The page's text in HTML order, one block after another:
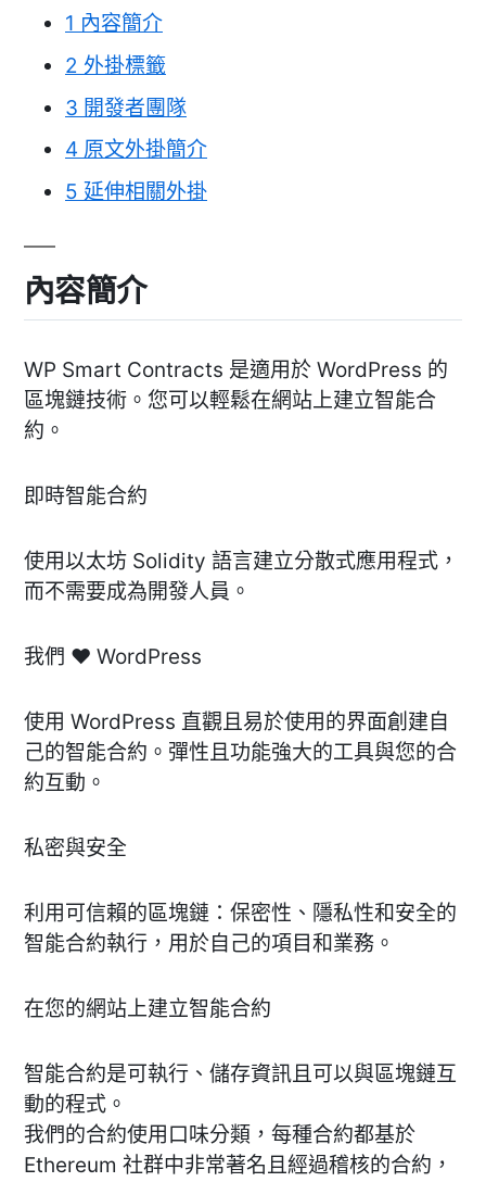
1 內容簡介
2 外掛標籤
3 開發者團隊
4 原文外掛簡介
5 延伸相關外掛
內容簡介
WP Smart Contracts 是適用於 WordPress 的
區塊鏈技術。您可以輕鬆在網站上建立智能合
約。
即時智能合約
使用以太坊 Solidity 語言建立分散式應用程式，
而不需要成為開發人員。
我們 ♥ WordPress
使用 WordPress 直觀且易於使用的界面創建自
己的智能合約。彈性且功能強大的工具與您的合
約互動。
私密與安全
利用可信賴的區塊鏈：保密性、隱私性和安全的
智能合約執行，用於自己的項目和業務。
在您的網站上建立智能合約
智能合約是可執行、儲存資訊且可以與區塊鏈互
動的程式。
我們的合約使用口味分類，每種合約都基於
Ethereum 社群中非常著名且經過稽核的合約，